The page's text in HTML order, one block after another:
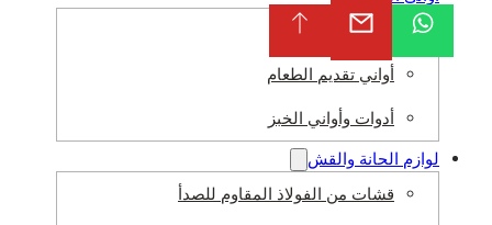
أواني الطهي
أواني تقديم الطعام
أدوات وأواني الخبز
لوازم الحانة والقش
قشات من الفولاذ المقاوم للصدأ